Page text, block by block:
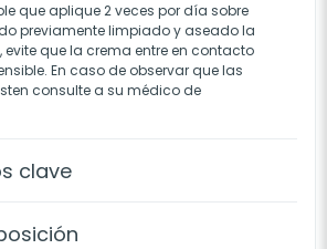
que aplique 2 veces por día sobre
previamente limpiado y aseado la
que la crema entre en contacto
En caso de observar que las
consulte a su médico de
clave